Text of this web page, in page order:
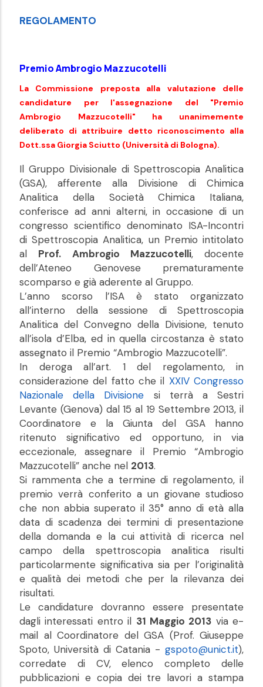
REGOLAMENTO
Premio Ambrogio Mazzucotelli
La Commissione preposta alla valutazione delle
candidature per l'assegnazione del "Premio
Ambrogio Mazzucotelli" ha unanimemente
deliberato di attribuire detto riconoscimento alla
Dott.ssa Giorgia Sciutto (Università di Bologna).
Il Gruppo Divisionale di Spettroscopia Analitica
(GSA), afferente alla Divisione di Chimica
Analitica della Società Chimica Italiana,
conferisce ad anni alterni, in occasione di un
congresso scientifico denominato ISA-Incontri
di Spettroscopia Analitica, un Premio intitolato
al Prof. Ambrogio Mazzucotelli, docente
dell’Ateneo Genovese prematuramente
scomparso e già aderente al Gruppo.
L’anno scorso l’ISA è stato organizzato
all’interno della sessione di Spettroscopia
Analitica del Convegno della Divisione, tenuto
all’isola d’Elba, ed in quella circostanza è stato
assegnato il Premio “Ambrogio Mazzucotelli”.
In deroga all’art. 1 del regolamento, in
considerazione del fatto che il XXIV Congresso
Nazionale della Divisione si terrà a Sestri
Levante (Genova) dal 15 al 19 Settembre 2013, il
Coordinatore e la Giunta del GSA hanno
ritenuto significativo ed opportuno, in via
eccezionale, assegnare il Premio “Ambrogio
Mazzucotelli” anche nel 2013.
Si rammenta che a termine di regolamento, il
premio verrà conferito a un giovane studioso
che non abbia superato il 35° anno di età alla
data di scadenza dei termini di presentazione
della domanda e la cui attività di ricerca nel
campo della spettroscopia analitica risulti
particolarmente significativa sia per l’originalità
e qualità dei metodi che per la rilevanza dei
risultati.
Le candidature dovranno essere presentate
dagli interessati entro il 31 Maggio 2013 via e-
mail al Coordinatore del GSA (Prof. Giuseppe
Spoto, Università di Catania - gspoto@unict.it),
corredate di CV, elenco completo delle
pubblicazioni e copia dei tre lavori a stampa